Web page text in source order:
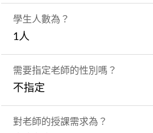
學生人數為？
1人
需要指定老師的性別嗎？
不指定
對老師的授課需求為？